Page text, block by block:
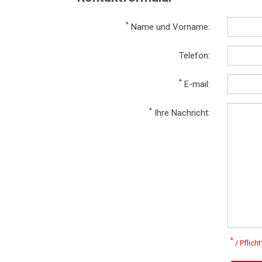
* Name und Vorname:
Telefon:
* E-mail:
* Ihre Nachricht:
* /